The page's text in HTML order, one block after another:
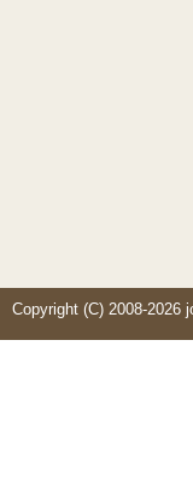
Copyright (C) 2008-2026